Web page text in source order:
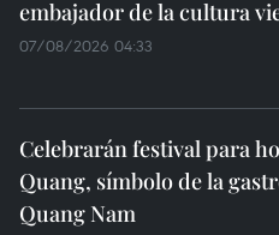
embajador de la cultura
07/08/2026 04:33
Celebrarán festival para
Quang, símbolo de la
Quang Nam